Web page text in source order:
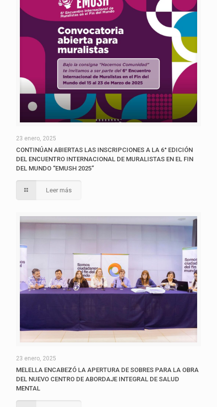
23 enero, 2025
CONTINÚAN ABIERTAS LAS INSCRIPCIONES A LA 6° EDICIÓN
DEL ENCUENTRO INTERNACIONAL DE MURALISTAS EN EL FIN
DEL MUNDO “EMUSH 2025”
Leer más
23 enero, 2025
MELELLA ENCABEZÓ LA APERTURA DE SOBRES PARA LA OBRA
DEL NUEVO CENTRO DE ABORDAJE INTEGRAL DE SALUD
MENTAL